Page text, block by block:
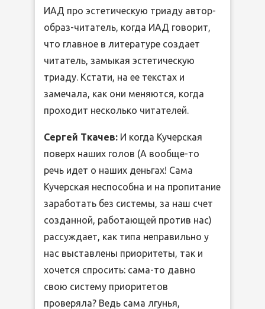
ИАД про эстетическую триаду автор-
образ-читатель, когда ИАД говорит,
что главное в литературе создает
читатель, замыкая эстетическую
триаду. Кстати, на ее текстах и
замечала, как они меняются, когда
проходит несколько читателей.
Сергей Ткачев: И когда Кучерская
поверх наших голов (А вообще-то
речь идет о наших деньгах! Сама
Кучерская неспособна и на пропитание
заработать без системы, за наш счет
созданной, работающей против нас)
рассуждает, как типа неправильно у
нас выставлены приоритеты, так и
хочется спросить: сама-то давно
свою систему приоритетов
проверяла? Ведь сама лгунья,